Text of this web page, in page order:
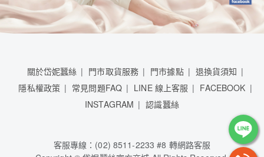
關於岱妮蠶絲 門市取貨服務 門市據點
退換貨須知
隱私權政策
常見問題FAQ LINE 線上客服
FACEBOOK
INSTAGRAM
認識蠶絲
客服專線：(02) 8511-2233 #8 轉網路客服